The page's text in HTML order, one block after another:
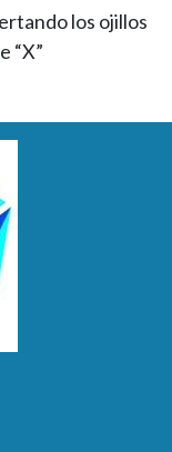
los ojillos
“X”